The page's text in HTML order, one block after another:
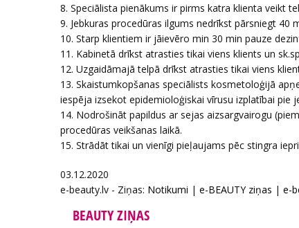
8. Speciālista pienākums ir pirms katra klienta veikt
9. Jebkuras procedūras ilgums nedrīkst pārsniegt 40
10. Starp klientiem ir jāievēro min 30 min pauze
11. Kabinetā drīkst atrasties tikai viens klients un
12. Uzgaidāmajā telpā drīkst atrasties tikai viens
13. Skaistumkopšanas speciālists kosmetoloģijā
iespēja izsekot epidemioloģiskai vīrusu izplatībai pie
14. Nodrošināt papildus ar sejas aizsargvairogu
procedūras veikšanas laikā.
15. Strādāt tikai un vienīgi pieļaujams pēc stingra
03.12.2020
e-beauty.lv - Ziņas: Notikumi | e-BEAUTY ziņas | e-
BEAUTY ZIŅAS